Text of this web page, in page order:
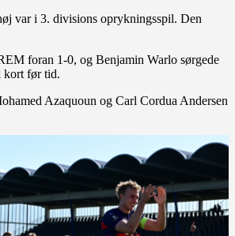
var i 3. divisions oprykningsspil. Den
foran 1-0, og Benjamin Warlo sørgede
kort før tid.
Azaquoun og Carl Cordua Andersen